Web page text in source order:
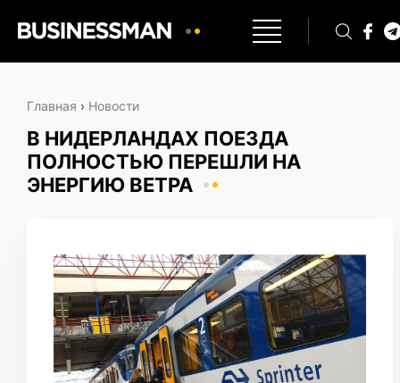
Главная › Новости
В НИДЕРЛАНДАХ ПОЕЗДА
ПОЛНОСТЬЮ ПЕРЕШЛИ НА
ЭНЕРГИЮ ВЕТРА